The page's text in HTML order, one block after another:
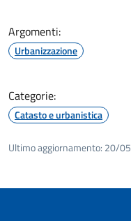
Argomenti:
Urbanizzazione
Categorie:
Catasto e urbanistica
Ultimo aggiornamento: 20/